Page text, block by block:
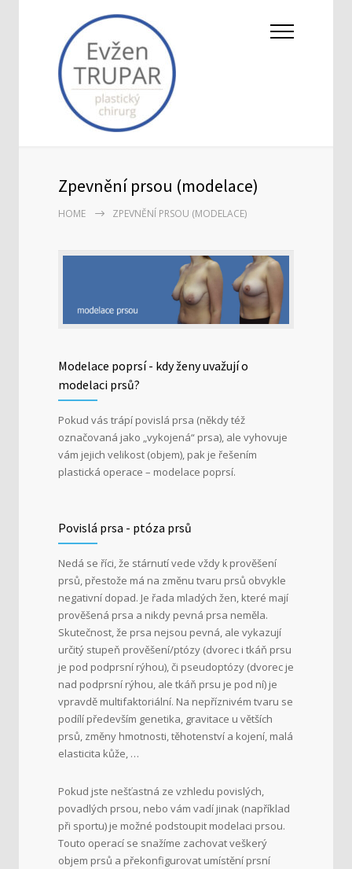
Zpevnění prsou (modelace)
HOME ZPEVNĚNÍ PRSOU (MODELACE)
Modelace poprsí - kdy ženy uvažují o
modelaci prsů?
Pokud vás trápí povislá prsa (někdy též
označovaná jako „vykojená“ prsa), ale vyhovuje
vám jejich velikost (objem), pak je řešením
plastická operace – modelace poprsí.
Povislá prsa - ptóza prsů
Nedá se říci, že stárnutí vede vždy k prověšení
prsů, přestože má na změnu tvaru prsů obvykle
negativní dopad. Je řada mladých žen, které mají
prověšená prsa a nikdy pevná prsa neměla.
Skutečnost, že prsa nejsou pevná, ale vykazují
určitý stupeň prověšení/ptózy (dvorec i tkáň prsu
je pod podprsní rýhou), či pseudoptózy (dvorec je
nad podprsní rýhou, ale tkáň prsu je pod ní) je
vpravdě multifaktoriální. Na nepříznivém tvaru se
podílí především genetika, gravitace u větších
prsů, změny hmotnosti, těhotenství a kojení, malá
elasticita kůže, …
Pokud jste nešťastná ze vzhledu povislých,
povadlých prsou, nebo vám vadí jinak (například
při sportu) je možné podstoupit modelaci prsou.
Touto operací se snažíme zachovat veškerý
objem prsů a překonfigurovat umístění prsní